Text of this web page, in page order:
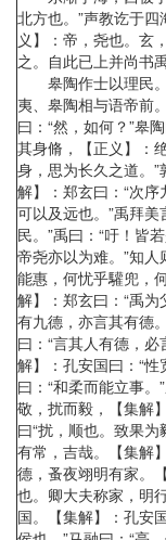
北方也。”声教讫于
义】：帝，尧也。玄
之。自此已上并尚书
皋陶作士以理民。
夷、皋陶相与语帝前
曰：“然，如何？”皋
其身脩，【正义】：
身，思为长久之道。
解】：郑玄曰：“次
可以及远也。”禹拜美
民。”禹曰：“吁！皆
帝尧亦以为难。”知
能惠，何忧乎驩兜，
解】：郑玄曰：“禹
有九德，亦言其有德
曰：“言其人有德，
解】：孔安国曰：“
曰：“和柔而能立事
敬，扰而毅，【集解
曰“扰，顺也。致果
有常，吉哉。【集解
德，蚤夜翊明有家。
也。卿大夫称家，明
国。【集解】：孔安